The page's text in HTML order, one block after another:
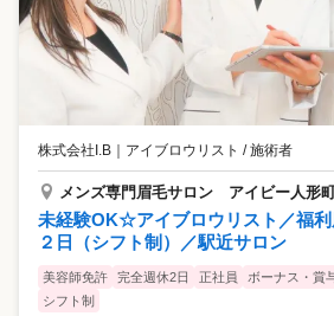
ている中で 眉は顔の印象を決める重要なパー
の興味が湧きました！ ✅アナスタシア ミアレを選んだ理由 ・アナスタシ
ア ミアレをお客として利用し、親切で丁寧な
・自分と同じ感動をお客様に体験してもらいたいと
━━━━━━━━━ 気持ちの余裕を大切にした
／女性／子ども2歳／新卒入社10年目
素敵な仕事だと思ってました。 ✅アナスタシア ミアレを選んだ理由 ・自
分自身の生活スタイル、気持ちの安定、余裕
所だと感じたから 実際に入社10年目の現在
短勤務をしています。 スタッフではない時
る会社です。
株式会社I.B アイブロウリスト / 施術者
メンズ専門眉毛サロン アイビー人形
未経験OK☆アイブロウリスト／福
２日（シフト制）／駅近サロン
美容師免許 完全週休2日 正社員 ボーナス・賞
シフト制